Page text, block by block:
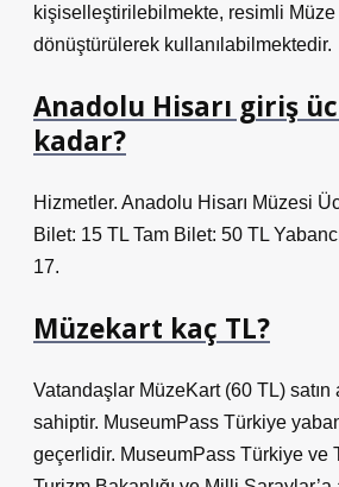
kişiselleştirilebilmekte, resimli Müze
dönüştürülerek kullanılabilmektedir.
Anadolu Hisarı giriş
kadar?
Hizmetler. Anadolu Hisarı Müzesi
Bilet: 15 TL Tam Bilet: 50 TL
17.
Müzekart kaç TL?
Vatandaşlar MüzeKart (60 TL) satın
sahiptir. MuseumPass Türkiye
geçerlidir. MuseumPass Türkiye ve